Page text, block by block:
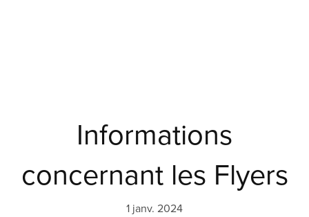
Informations
concernant les Flyers
1 janv. 2024